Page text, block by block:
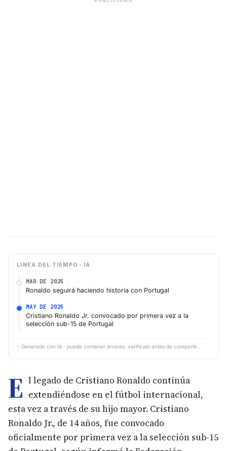
LÍNEA DEL TIEMPO · IA
MAR DE 2025
Ronaldo seguirá haciendo historia con Portugal
MAY DE 2025
Cristiano Ronaldo Jr. convocado por primera vez a la
selección sub-15 de Portugal
✨ Generado con IA · puede contener errores, verifícalo antes de compartir.
E l legado de Cristiano Ronaldo continúa
extendiéndose en el fútbol internacional,
esta vez a través de su hijo mayor. Cristiano
Ronaldo Jr., de 14 años, fue convocado
oficialmente por primera vez a la selección sub-15